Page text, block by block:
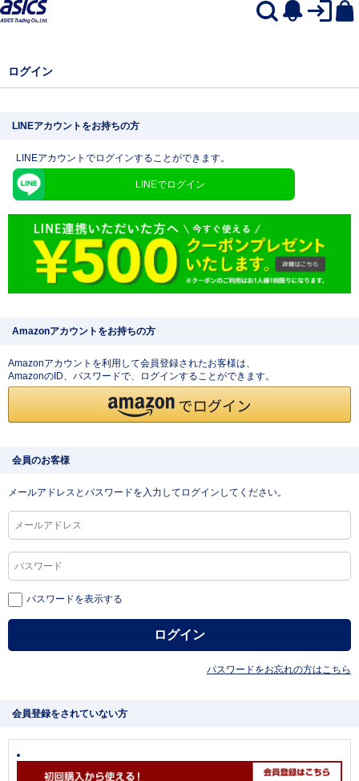
ログイン
LINEアカウントをお持ちの方
LINEアカウントでログインすることができます。
LINEでログイン
Amazonアカウントをお持ちの方
Amazonアカウントを利用して会員登録されたお客様は、
AmazonのID、パスワードで、ログインすることができます。
会員のお客様
メールアドレスとパスワードを入力してログインしてください。
パスワードを表示する
パスワードをお忘れの方はこちら
会員登録をされていない方